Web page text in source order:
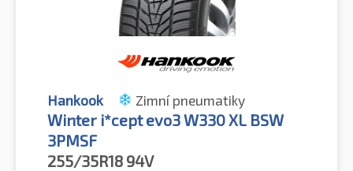
Hankook Zimní pneumatiky
Winter i*cept evo3 W330 XL BSW
3PMSF
255/35R18 94V